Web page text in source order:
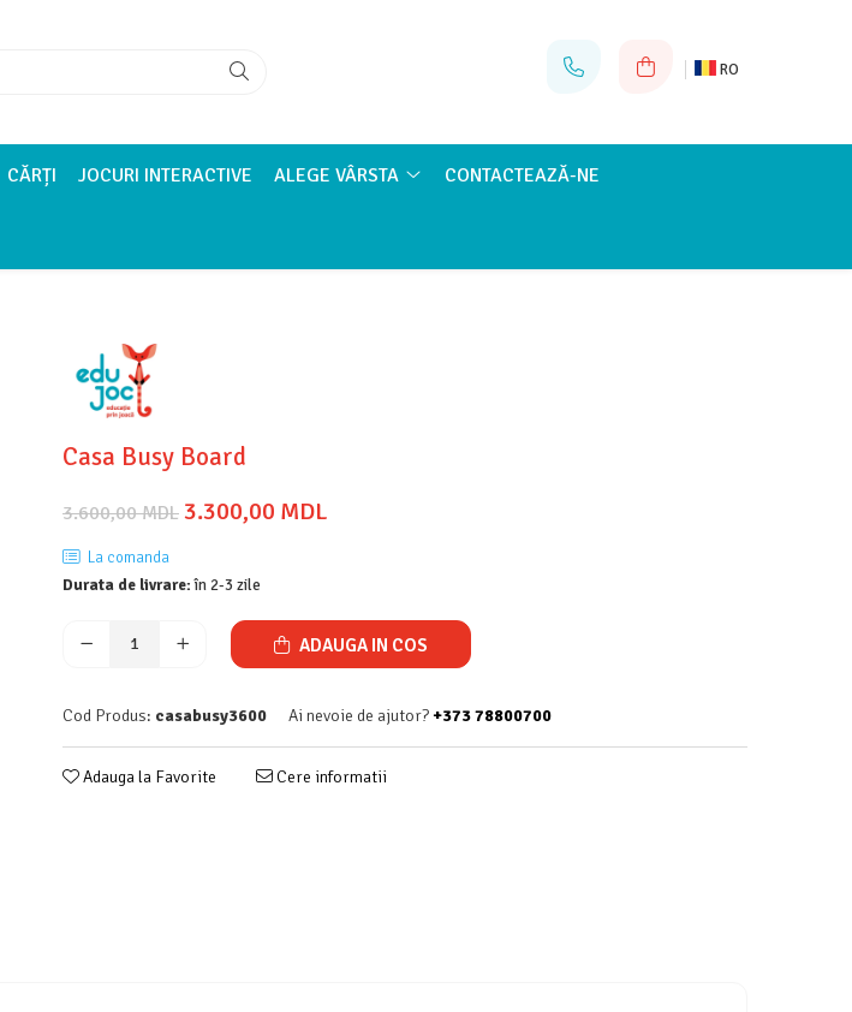
RO
CĂRȚI JOCURI INTERACTIVE ALEGE VÂRSTA CONTACTEAZĂ-NE
Casa Busy Board
3.600,00 MDL 3.300,00 MDL
La comanda
Durata de livrare:în 2-3 zile
ADAUGA IN COS
Cod Produs: casabusy3600 Ai nevoie de ajutor?+373 78800700
Adauga la Favorite Cere informatii